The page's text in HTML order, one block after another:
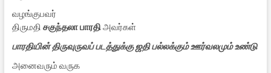
வழங்குபவர்
திருமதி சகுந்தலா பாரதிஅவர்கள்
பாரதியின் திருவுருவப் படத்துக்கு ஜதி பல்லக்கும் ஊர்வலமும் உண்டு
அனைவரும் வருக